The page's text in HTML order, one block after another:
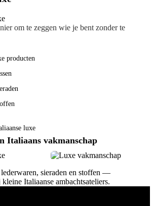
om te zeggen wie je bent zonder te
producten
luxe
Italiaans vakmanschap
sieraden en stoffen —
kleine Italiaanse ambachtsateliers.